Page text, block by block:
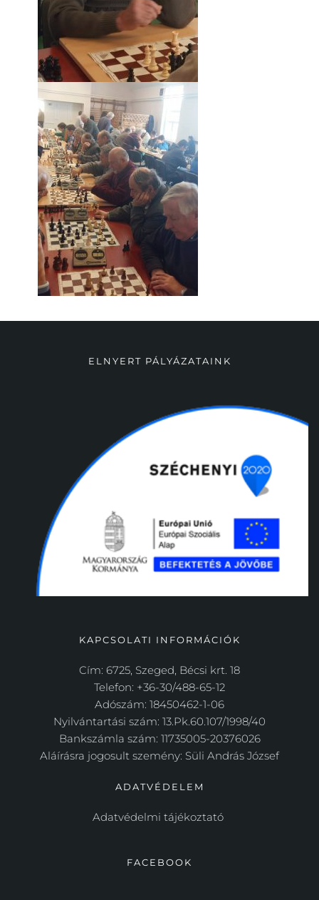
ELNYERT PÁLYÁZATAINK
KAPCSOLATI INFORMÁCIÓK
Cím: 6725, Szeged, Bécsi krt. 18
Telefon: +36-30/488-65-12
Adószám: 18450462-1-06
Nyilvántartási szám: 13.Pk.60.107/1998/40
Bankszámla szám: 11735005-20376026
Aláírásra jogosult szemény: Süli András József
ADATVÉDELEM
Adatvédelmi tájékoztató
FACEBOOK